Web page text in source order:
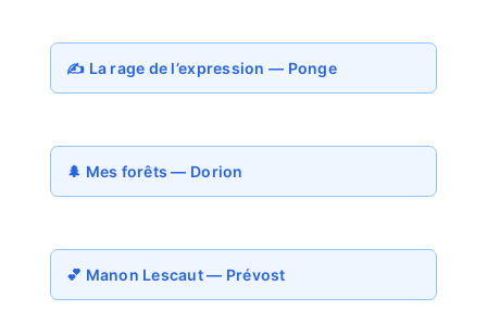
✍️ La rage de l’expression — Ponge
🌲 Mes forêts — Dorion
💕 Manon Lescaut — Prévost